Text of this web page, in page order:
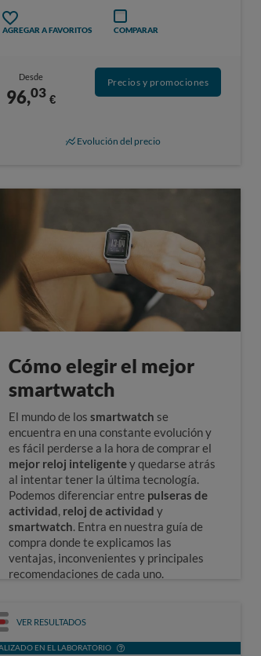
AGREGAR A FAVORITOS COMPARAR
Desde
96,03 €
Precios y promociones
Evolución del precio
Cómo elegir el mejor
smartwatch
El mundo de los smartwatchse
encuentra en una constante evolución y
es fácil perderse a la hora de comprar el
mejor reloj inteligentey quedarse atrás
al intentar tener la última tecnología.
Podemos diferenciar entre pulseras de
actividad, reloj de actividad y
smartwatch. Entra en nuestra guía de
compra donde te explicamos las
ventajas, inconvenientes y principales
recomendaciones de cada uno.
VER RESULTADOS
EN EL LABORATORIO